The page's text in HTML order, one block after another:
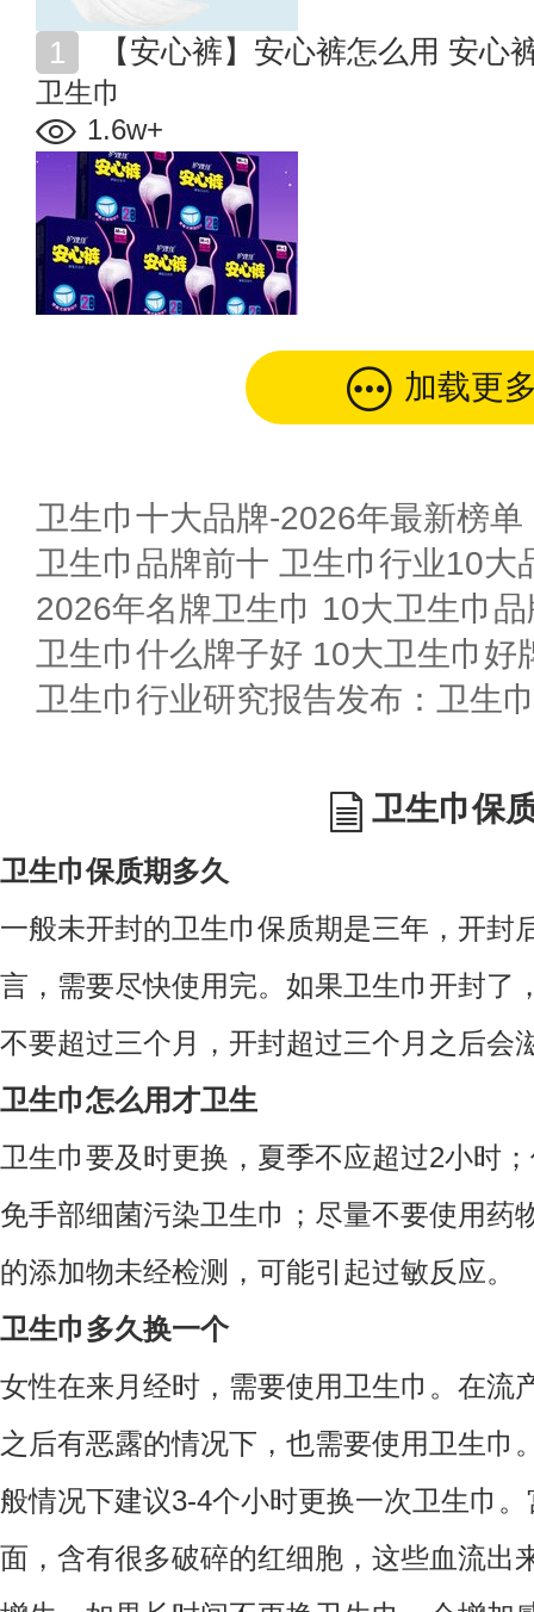
【安心裤】安心裤怎么用 安心
卫生巾
1.6w+
加载更
卫生巾十大品牌-2026年最新榜单
卫生巾品牌前十 卫生巾行业10大
2026年名牌卫生巾 10大卫生巾
卫生巾什么牌子好 10大卫生巾好
卫生巾行业研究报告发布：卫生
卫生巾保
卫生巾保质期多久
一般未开封的卫生巾保质期是三年，开封
言，需要尽快使用完。如果卫生巾开封了
不要超过三个月，开封超过三个月之后会
卫生巾怎么用才卫生
卫生巾要及时更换，夏季不应超过2小时
免手部细菌污染卫生巾；尽量不要使用药
的添加物未经检测，可能引起过敏反应。
卫生巾多久换一个
女性在来月经时，需要使用卫生巾。在流
之后有恶露的情况下，也需要使用卫生巾
般情况下建议3-4个小时更换一次卫生巾
面，含有很多破碎的红细胞，这些血流出